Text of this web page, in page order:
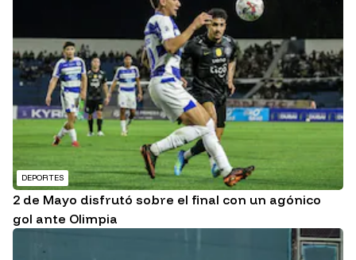
DEPORTES
2 de Mayo disfrutó sobre el final con un agónico
gol ante Olimpia